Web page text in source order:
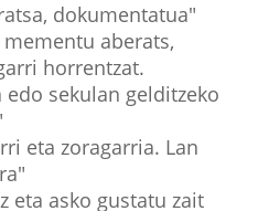
dokumentatua"
aberats,
horrentzat.
edo sekulan gelditzeko
eta zoragarria. Lan
eta asko gustatu zait